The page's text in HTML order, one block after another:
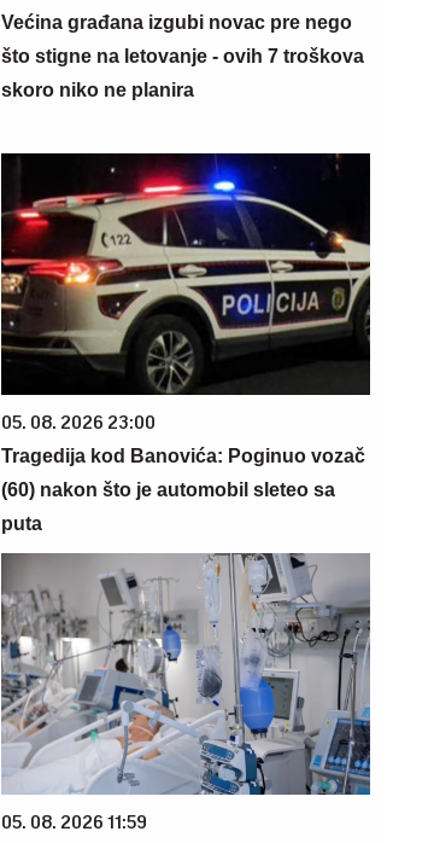
Većina građana izgubi novac pre nego
što stigne na letovanje - ovih 7 troškova
skoro niko ne planira
05. 08. 2026 23:00
Tragedija kod Banovića: Poginuo vozač
(60) nakon što je automobil sleteo sa
puta
05. 08. 2026 11:59